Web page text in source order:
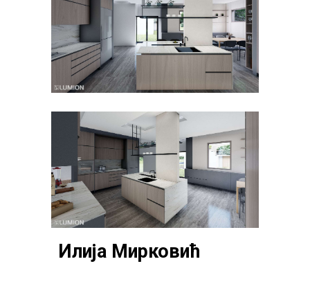
Илија Мирковић